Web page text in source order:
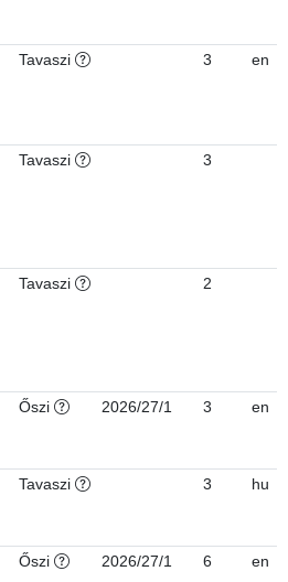
Tavaszi 3 en
Tavaszi 3
Tavaszi 2
Őszi 2026/27/1 3 en
Tavaszi 3 hu
Őszi 2026/27/1 6 en